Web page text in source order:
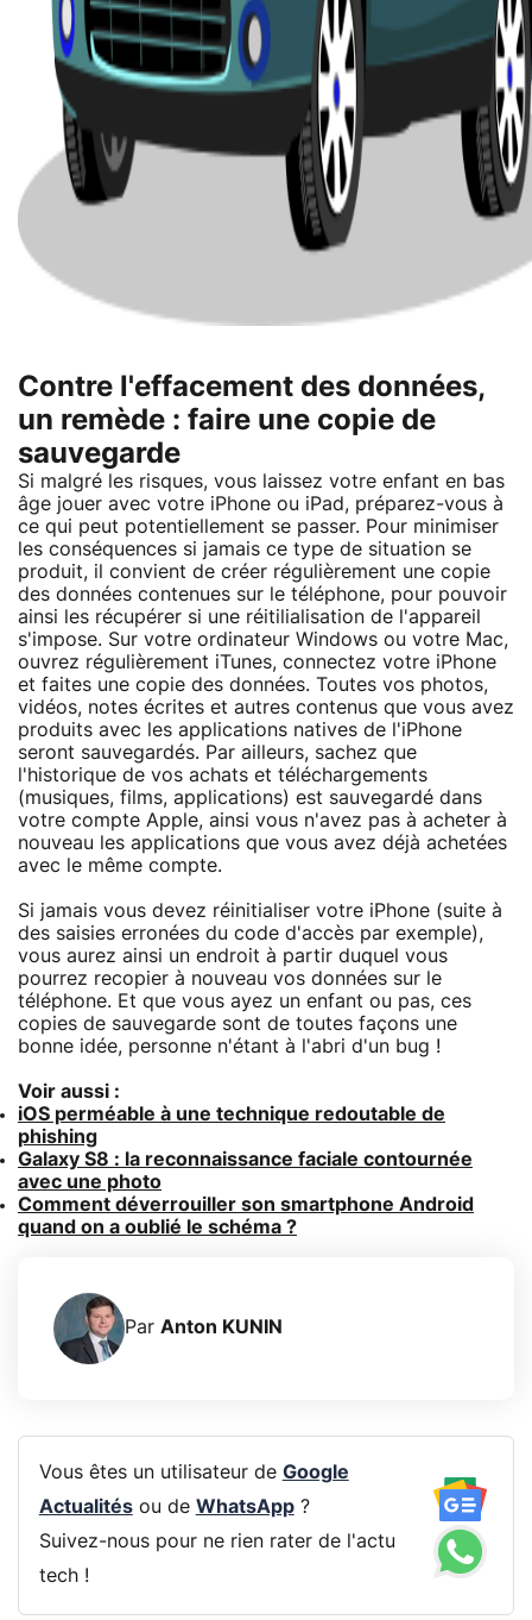
Contre l'effacement des données,
un remède : faire une copie de
sauvegarde
Si malgré les risques, vous laissez votre enfant en bas
âge jouer avec votre iPhone ou iPad, préparez-vous à
ce qui peut potentiellement se passer. Pour minimiser
les conséquences si jamais ce type de situation se
produit, il convient de créer régulièrement une copie
des données contenues sur le téléphone, pour pouvoir
ainsi les récupérer si une réitilialisation de l'appareil
s'impose. Sur votre ordinateur Windows ou votre Mac,
ouvrez régulièrement iTunes, connectez votre iPhone
et faites une copie des données. Toutes vos photos,
vidéos, notes écrites et autres contenus que vous avez
produits avec les applications natives de l'iPhone
seront sauvegardés. Par ailleurs, sachez que
l'historique de vos achats et téléchargements
(musiques, films, applications) est sauvegardé dans
votre compte Apple, ainsi vous n'avez pas à acheter à
nouveau les applications que vous avez déjà achetées
avec le même compte.
Si jamais vous devez réinitialiser votre iPhone (suite à
des saisies erronées du code d'accès par exemple),
vous aurez ainsi un endroit à partir duquel vous
pourrez recopier à nouveau vos données sur le
téléphone. Et que vous ayez un enfant ou pas, ces
copies de sauvegarde sont de toutes façons une
bonne idée, personne n'étant à l'abri d'un bug !
Voir aussi :
iOS perméable à une technique redoutable de
phishing
Galaxy S8 : la reconnaissance faciale contournée
avec une photo
Comment déverrouiller son smartphone Android
quand on a oublié le schéma ?
Par Anton KUNIN
Vous êtes un utilisateur de Google
Actualitésou de WhatsApp?
Suivez-nous pour ne rien rater de l'actu
tech !